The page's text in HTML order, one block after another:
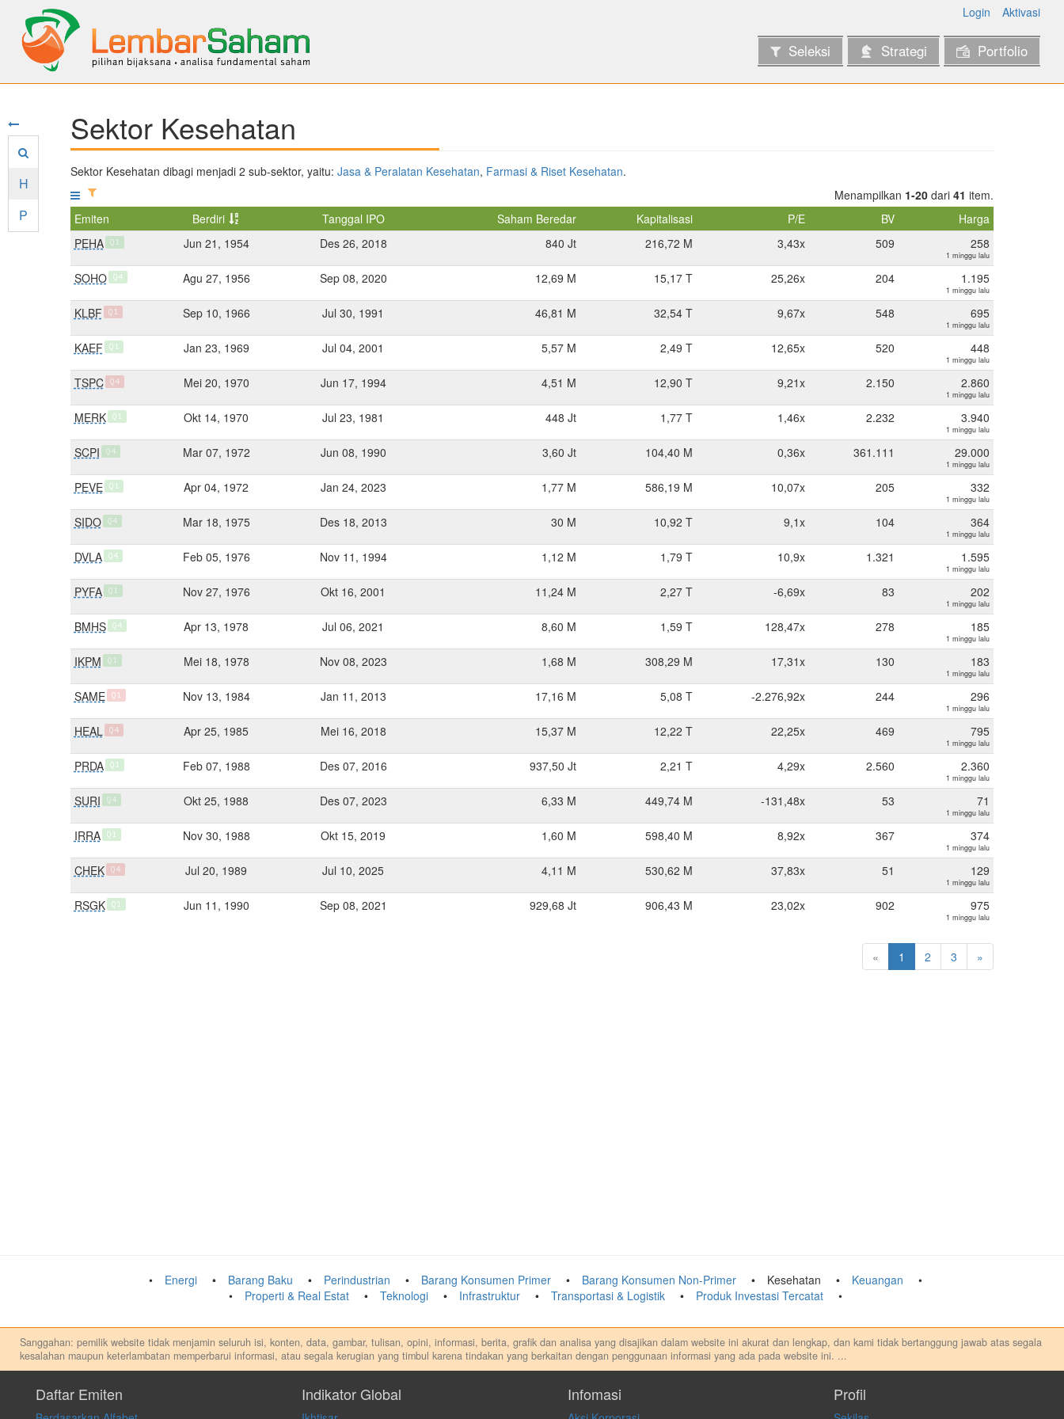
Login Aktivasi
Seleksi Strategi Portfolio
H
P
Sektor Kesehatan
Sektor Kesehatan dibagi menjadi 2 sub-sektor, yaitu: Jasa & Peralatan Kesehatan, Farmasi & Riset Kesehatan.
Menampilkan 1-20 dari41 item.
Emiten
Berdiri Tanggal IPO Saham Beredar Kapitalisasi P/E BV
Harga
PEHA
Q1 Jun 21, 1954 Des 26, 2018 840 Jt 216,72 M 3,43x 509 258
1 minggu lalu
SOHO Q4 Agu 27, 1956 Sep 08, 2020 12,69 M 15,17 T 25,26x 204 1.195
1 minggu lalu
KLBF Q1 Sep 10, 1966 Jul 30, 1991 46,81 M 32,54 T 9,67x 548 695
1 minggu lalu
KAEF Q1 Jan 23, 1969 Jul 04, 2001 5,57 M 2,49 T 12,65x 520 448
1 minggu lalu
TSPC Q4 Mei 20, 1970 Jun 17, 1994 4,51 M 12,90 T 9,21x 2.150 2.860
1 minggu lalu
MERK Q1 Okt 14, 1970 Jul 23, 1981 448 Jt 1,77 T 1,46x 2.232 3.940
1 minggu lalu
SCPI Q4 Mar 07, 1972 Jun 08, 1990 3,60 Jt 104,40 M 0,36x 361.111 29.000
1 minggu lalu
PEVE Q1 Apr 04, 1972 Jan 24, 2023 1,77 M 586,19 M 10,07x 205 332
1 minggu lalu
SIDO Q4 Mar 18, 1975 Des 18, 2013 30 M 10,92 T 9,1x 104 364
1 minggu lalu
DVLA Q4 Feb 05, 1976 Nov 11, 1994 1,12 M 1,79 T 10,9x 1.321 1.595
1 minggu lalu
PYFA Q1 Nov 27, 1976 Okt 16, 2001 11,24 M 2,27 T -6,69x 83 202
1 minggu lalu
BMHS Q4 Apr 13, 1978 Jul 06, 2021 8,60 M 1,59 T 128,47x 278 185
1 minggu lalu
IKPM Q1 Mei 18, 1978 Nov 08, 2023 1,68 M 308,29 M 17,31x 130 183
1 minggu lalu
SAME Q1 Nov 13, 1984 Jan 11, 2013 17,16 M 5,08 T -2.276,92x 244 296
1 minggu lalu
HEAL Q4 Apr 25, 1985 Mei 16, 2018 15,37 M 12,22 T 22,25x 469 795
1 minggu lalu
PRDA Q1 Feb 07, 1988 Des 07, 2016 937,50 Jt 2,21 T 4,29x 2.560 2.360
1 minggu lalu
SURI Q4 Okt 25, 1988 Des 07, 2023 6,33 M 449,74 M -131,48x 53 71
1 minggu lalu
IRRA Q1 Nov 30, 1988 Okt 15, 2019 1,60 M 598,40 M 8,92x 367 374
1 minggu lalu
CHEK Q4 Jul 20, 1989 Jul 10, 2025 4,11 M 530,62 M 37,83x 51 129
1 minggu lalu
RSGK Q1 Jun 11, 1990 Sep 08, 2021 929,68 Jt 906,43 M 23,02x 902 975
1 minggu lalu
« 1 2 3 »
Energi Barang Baku Perindustrian Barang Konsumen Primer Barang Konsumen Non-Primer Kesehatan
Keuangan
Properti & Real Estat
Teknologi Infrastruktur Transportasi & Logistik Produk Investasi Tercatat
Sanggahan: pemilik website tidak menjamin seluruh isi, konten, data, gambar, tulisan, opini, informasi, berita, grafik dan analisa yang disajikan dalam website ini akurat dan lengkap, dan kami tidak bertanggung jawab atas segala
kesalahan maupun keterlambatan memperbarui informasi, atau segala kerugian yang timbul karena tindakan yang berkaitan dengan penggunaan informasi yang ada pada website ini. ...
apapun, dan kami tidak bertanggung jawab atas keputusan investasi yang dilakukan dalam kondisi dan situasi apapun juga, yang diakibatkan secara langsung maupun tidak langsung atas konten pada website ini.
Daftar Emiten Indikator Global Infomasi Profil